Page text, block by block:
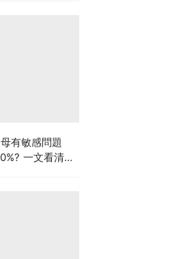
有敏感問題
一文看清預